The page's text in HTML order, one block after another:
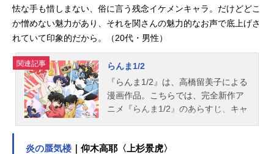
ー：コヤマシゲトセットデザイン：
吉成曜クリエイティブオフィサ
ー：...
怯な手も惜しまない、俗に言う残念イケメンキャラ。だけどどこ
か憎めない魅力があり、それを関さんの魅力的なお声で底上げさ
れていて印象的だから。（20代・男性）
関連記事
らんま1/2
『らんま1/2』は、高橋留美子による
漫画作品。こちらでは、完全新作ア
ニメ『らんま1/2』のあらすじ、キャ
炎の蜃気楼 ｜仰木高耶〈上杉景虎〉